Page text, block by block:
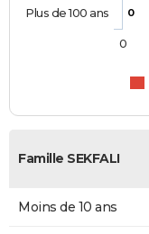
0
Plus de 100 ans
0
Famille SEKFALI
Moins de 10 ans